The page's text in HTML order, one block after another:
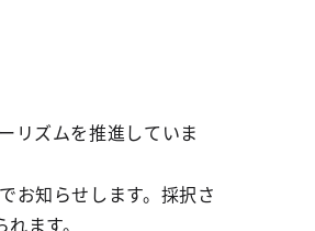
リズムを推進していま
お知らせします。採択さ
ます。